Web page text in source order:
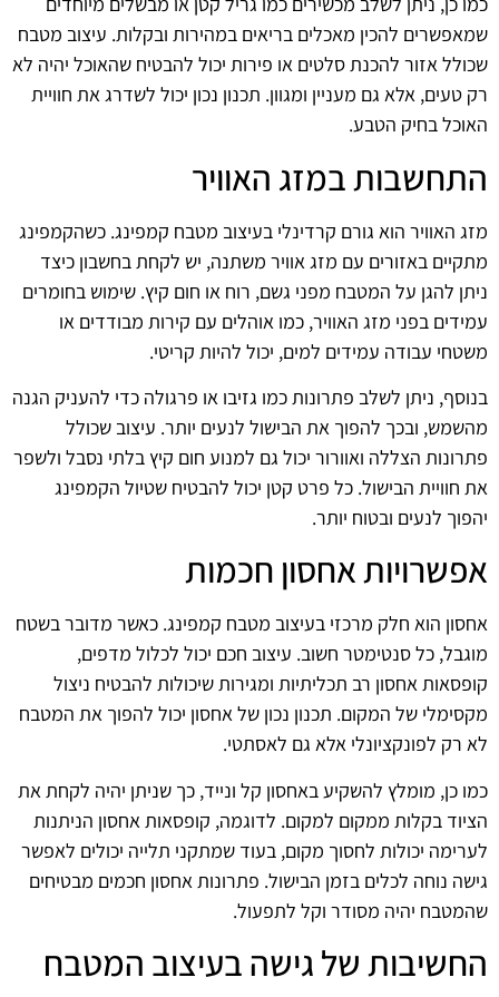
שמאפשרים להכין מאכלים בריאים במהירות ובקלות. עיצוב מטבח
שכולל אזור להכנת סלטים או פירות יכול להבטיח שהאוכל יהיה לא
רק טעים, אלא גם מעניין ומגוון. תכנון נכון יכול לשדרג את חוויית
האוכל בחיק הטבע.
התחשבות במזג האוויר
מזג האוויר הוא גורם קרדינלי בעיצוב מטבח קמפינג. כשהקמפינג
מתקיים באזורים עם מזג אוויר משתנה, יש לקחת בחשבון כיצד
ניתן להגן על המטבח מפני גשם, רוח או חום קיץ. שימוש בחומרים
עמידים בפני מזג האוויר, כמו אוהלים עם קירות מבודדים או
משטחי עבודה עמידים למים, יכול להיות קריטי.
בנוסף, ניתן לשלב פתרונות כמו גזיבו או פרגולה כדי להעניק הגנה
מהשמש, ובכך להפוך את הבישול לנעים יותר. עיצוב שכולל
פתרונות הצללה ואוורור יכול גם למנוע חום קיץ בלתי נסבל ולשפר
את חוויית הבישול. כל פרט קטן יכול להבטיח שטיול הקמפינג
יהפוך לנעים ובטוח יותר.
אפשרויות אחסון חכמות
אחסון הוא חלק מרכזי בעיצוב מטבח קמפינג. כאשר מדובר בשטח
מוגבל, כל סנטימטר חשוב. עיצוב חכם יכול לכלול מדפים,
קופסאות אחסון רב תכליתיות ומגירות שיכולות להבטיח ניצול
מקסימלי של המקום. תכנון נכון של אחסון יכול להפוך את המטבח
לא רק לפונקציונלי אלא גם לאסתטי.
כמו כן, מומלץ להשקיע באחסון קל ונייד, כך שניתן יהיה לקחת את
הציוד בקלות ממקום למקום. לדוגמה, קופסאות אחסון הניתנות
לערימה יכולות לחסוך מקום, בעוד שמתקני תלייה יכולים לאפשר
גישה נוחה לכלים בזמן הבישול. פתרונות אחסון חכמים מבטיחים
שהמטבח יהיה מסודר וקל לתפעול.
החשיבות של גישה בעיצוב המטבח